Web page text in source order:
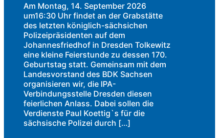
Am Montag, 14. September 2026
um16:30 Uhr findet an der Grabstätte
des letzten königlich-sächsichen
Polizeipräsidenten auf dem
Johannesfriedhof in Dresden Tolkewitz
eine kleine Feierstunde zu dessen 170.
Geburtstag statt. Gemeinsam mit dem
Landesvorstand des BDK Sachsen
organisieren wir, die IPA-
Verbindungsstelle Dresden diesen
feierlichen Anlass. Dabei sollen die
Verdienste Paul Koettig`s für die
sächsische Polizei durch […]